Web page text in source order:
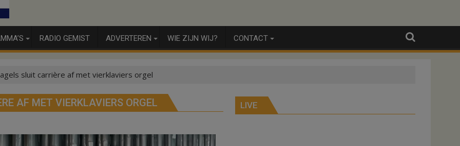
RADIO GEMIST ADVERTEREN WIE ZIJN WIJ? CONTACT
sluit carrière af met vierklaviers orgel
AF MET VIERKLAVIERS ORGEL LIVE